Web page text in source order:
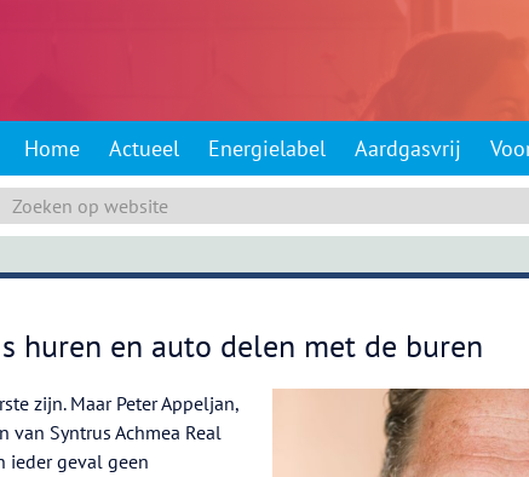
Home Actueel Energielabel Aardgasvrij
huren en auto delen met de buren
zijn. Maar Peter Appeljan,
van Syntrus Achmea Real
ieder geval geen